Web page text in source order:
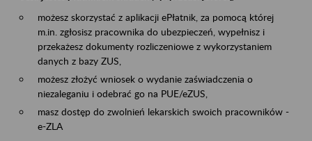
możesz skorzystać z aplikacji ePłatnik, za pomocą której
m.in. zgłosisz pracownika do ubezpieczeń, wypełnisz i
przekażesz dokumenty rozliczeniowe z wykorzystaniem
danych z bazy ZUS,
możesz złożyć wniosek o wydanie zaświadczenia o
niezaleganiu i odebrać go na PUE/eZUS,
masz dostęp do zwolnień lekarskich swoich pracowników -
e-ZLA